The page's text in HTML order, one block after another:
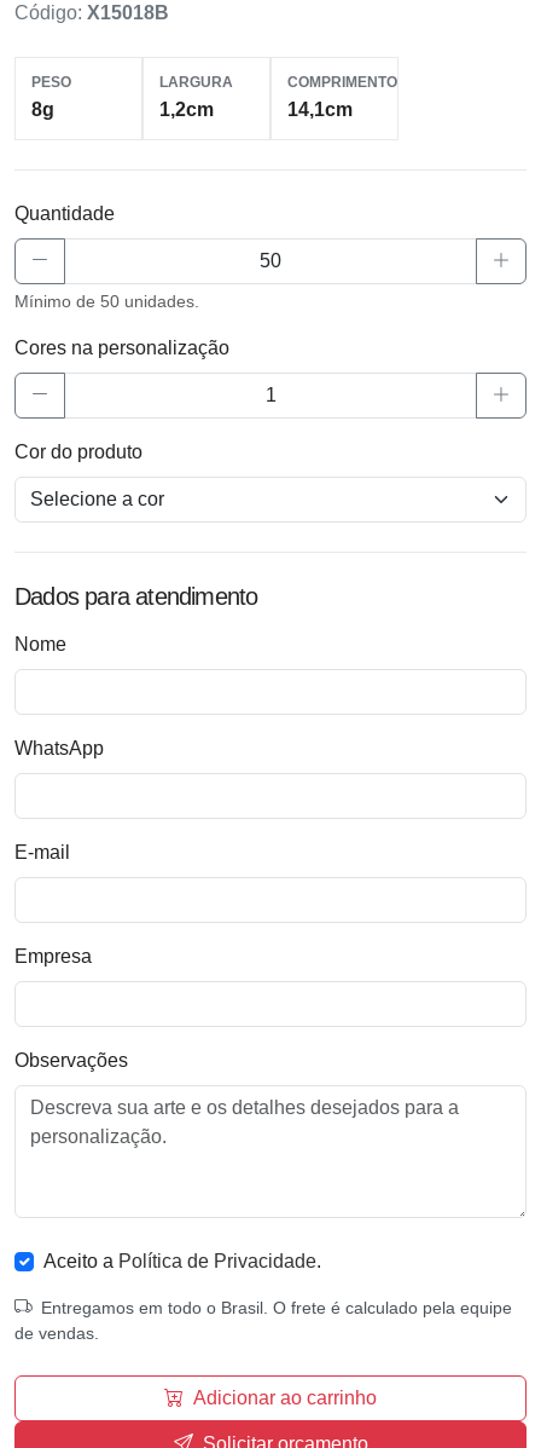
Código: X15018B
PESO
8g
LARGURA
1,2cm
COMPRIMENTO
14,1cm
Quantidade
Mínimo de 50 unidades.
Cores na personalização
Cor do produto
Dados para atendimento
Nome
WhatsApp
E-mail
Empresa
Observações
Aceito a Política de Privacidade.
Entregamos em todo o Brasil. O frete é calculado pela equipe
de vendas.
Adicionar ao carrinho
Solicitar orçamento